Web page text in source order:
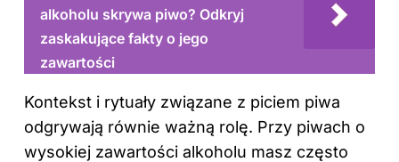
alkoholu skrywa piwo? Odkryj
zaskakujące fakty o jego
zawartości
Kontekst i rytuały związane z piciem piwa
odgrywają równie ważną rolę. Przy piwach o
wysokiej zawartości alkoholu masz często